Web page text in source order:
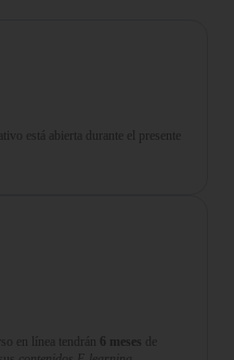
está abierta durante el presente
en línea tendrán 6 meses de